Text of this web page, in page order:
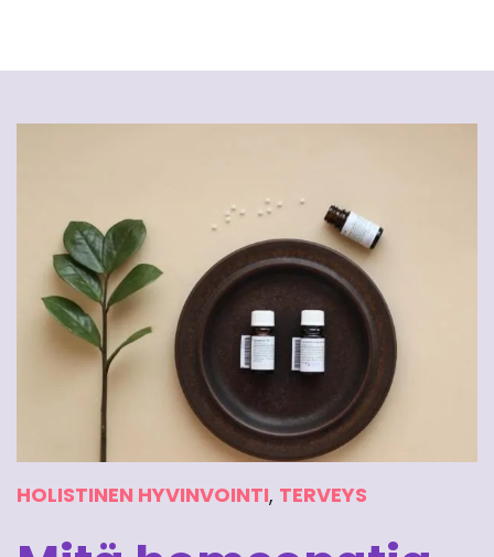
HOLISTINEN HYVINVOINTI, TERVEYS